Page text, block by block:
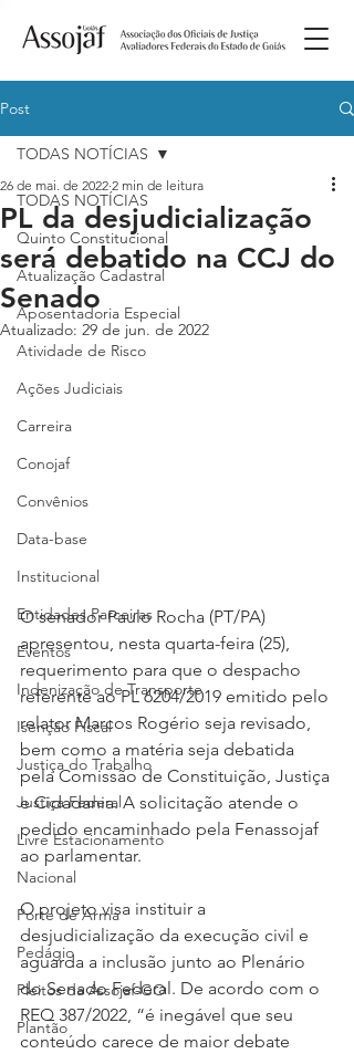
Post
TODAS NOTÍCIAS
Quinto Constitucional
Atualização Cadastral
Aposentadoria Especial
Atividade de Risco
Ações Judiciais
Carreira
Conojaf
Convênios
Data-base
Institucional
Entidades Parceiras
Eventos
Indenização de Transporte
Isenção Fiscal
Justiça do Trabalho
Justiça Federal
Livre Estacionamento
Nacional
Porte de Arma
Pedágio
Pleitos da Assojaf-GO
Plantão
TODAS NOTÍCIAS
PL da desjudicialização
será debatido na CCJ do
Senado
26 de mai. de 2022 2 min de leitura
Atualizado: 29 de jun. de 2022
O senador Paulo Rocha (PT/PA)
apresentou, nesta quarta-feira (25),
requerimento para que o despacho
referente ao PL 6204/2019 emitido pelo
relator Marcos Rogério seja revisado,
bem como a matéria seja debatida
pela Comissão de Constituição, Justiça
e Cidadania. A solicitação atende o
pedido encaminhado pela Fenassojaf
ao parlamentar.
O projeto visa instituir a
desjudicialização da execução civil e
aguarda a inclusão junto ao Plenário
do Senado Federal. De acordo com o
REQ 387/2022, “é inegável que seu
conteúdo carece de maior debate